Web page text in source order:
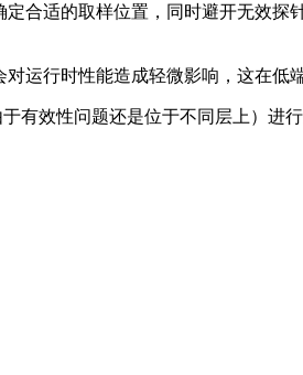
合适的取样位置，同时避开无效探
运行时性能造成轻微影响，这在低
有效性问题还是位于不同层上）进行